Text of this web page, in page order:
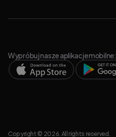
Wypróbuj nasze aplikacje mobilne:
Copyright © 2026. All rights reserved.